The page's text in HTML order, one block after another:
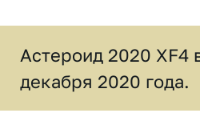
Астероид 2020 XF4
декабря 2020 года.